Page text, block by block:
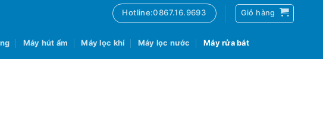
Hotline:0867.16.9693 Giỏ hàng
Máy hút ẩm Máy lọc khí Máy lọc nước Máy rửa bát